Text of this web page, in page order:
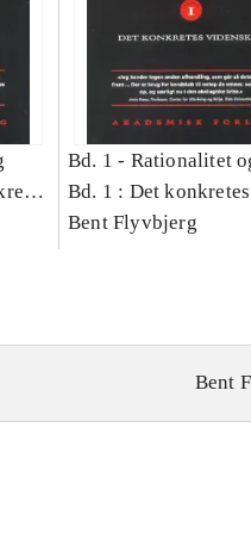
Bd. 1 - Rationalitet
Bd. 1 : Det konkretes
videnskab
Bent Flyvbjerg
Bent